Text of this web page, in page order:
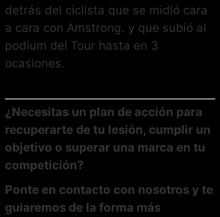
detrás del ciclista que se midió cara
a cara con Amstrong. y que subió al
podium del Tour hasta en 3
ocasiones.
¿Necesitas un plan de acción para
recuperarte de tu lesión, cumplir un
objetivo o superar una marca en tu
competición?
Ponte en contacto con nosotros y te
guiaremos de la forma más